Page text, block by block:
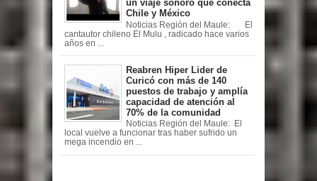
un viaje sonoro que conecta
Chile y México
Noticias Región del Maule: El
cantautor chileno El Mulu , radicado hace varios
años en ...
Reabren Hiper Lider de
Curicó con más de 140
puestos de trabajo y amplía
capacidad de atención al
70% de la comunidad
Noticias Región del Maule: El
local vuelve a funcionar tras haber sufrido un
mega incendio en ...